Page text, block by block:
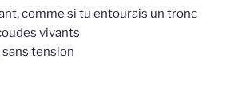
comme si tu entourais un tronc
vivants
sans tension